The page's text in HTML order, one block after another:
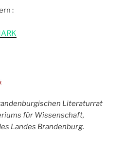
:
Literaturrat
für Wissenschaft,
Landes Brandenburg.